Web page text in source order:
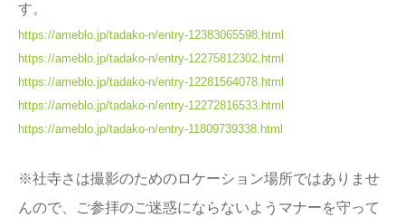
す。
https://ameblo.jp/tadako-n/entry-12383065598.html
https://ameblo.jp/tadako-n/entry-12275812302.html
https://ameblo.jp/tadako-n/entry-12281564078.html
https://ameblo.jp/tadako-n/entry-12272816533.html
https://ameblo.jp/tadako-n/entry-11809739338.html
※社寺さは撮影のためのロケーション場所ではありませ
んので、ご参拝のご迷惑にならないようマナーを守って